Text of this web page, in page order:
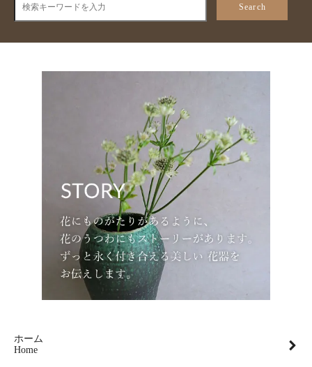
Search
ホーム
Home